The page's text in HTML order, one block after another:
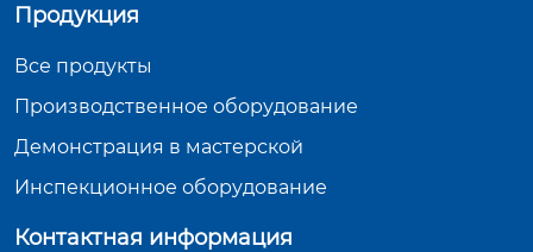
Продукция
Все продукты
Производственное оборудование
Демонстрация в мастерской
Инспекционное оборудование
Контактная информация